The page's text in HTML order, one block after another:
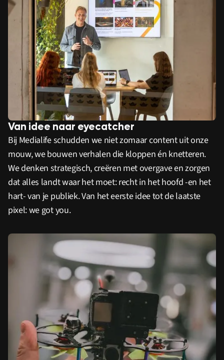
Van idee naar eyecatcher
Bij Medialife schudden we niet zomaar content uit onze
mouw, we bouwen verhalen die kloppen én knetteren.
We denken strategisch, creëren met overgave en zorgen
dat alles landt waar het moet: recht in het hoofd -en het
hart- van je publiek. Van het eerste idee tot de laatste
pixel: we got you.